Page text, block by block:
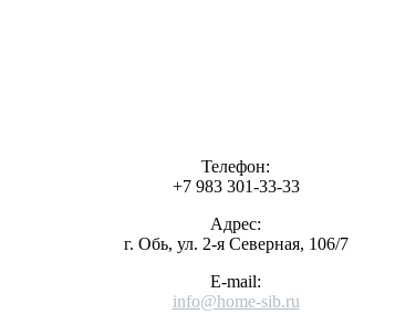
Телефон:
+7 983 301-33-33
Адрес:
г. Обь, ул. 2-я Северная, 106/7
E-mail:
info@home-sib.ru